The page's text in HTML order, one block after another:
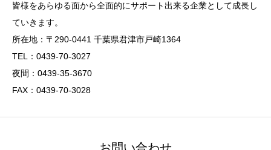
皆様をあらゆる面から全面的にサポート出来る企業として成長し
ていきます。
所在地：〒290-0441 千葉県君津市戸崎1364
TEL：0439-70-3027
夜間：0439-35-3670
FAX：0439-70-3028